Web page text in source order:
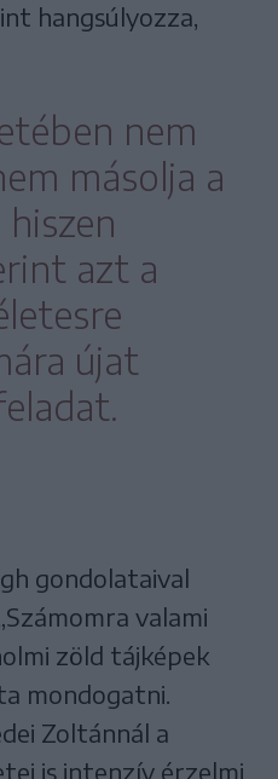
hangsúlyozza,
nem
másolja a
azt a
újat
gondolataival
valami
zöld tájképek
mondogatni.
Zoltánnál a
is intenzív érzelmi